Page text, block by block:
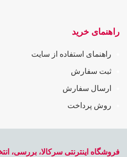
راهنمای خرید
راهنمای استفاده از سایت
ثبت سفارش
ارسال سفارش
روش پرداخت
فروشگاه اینترنتی سرکالا، بررسی،